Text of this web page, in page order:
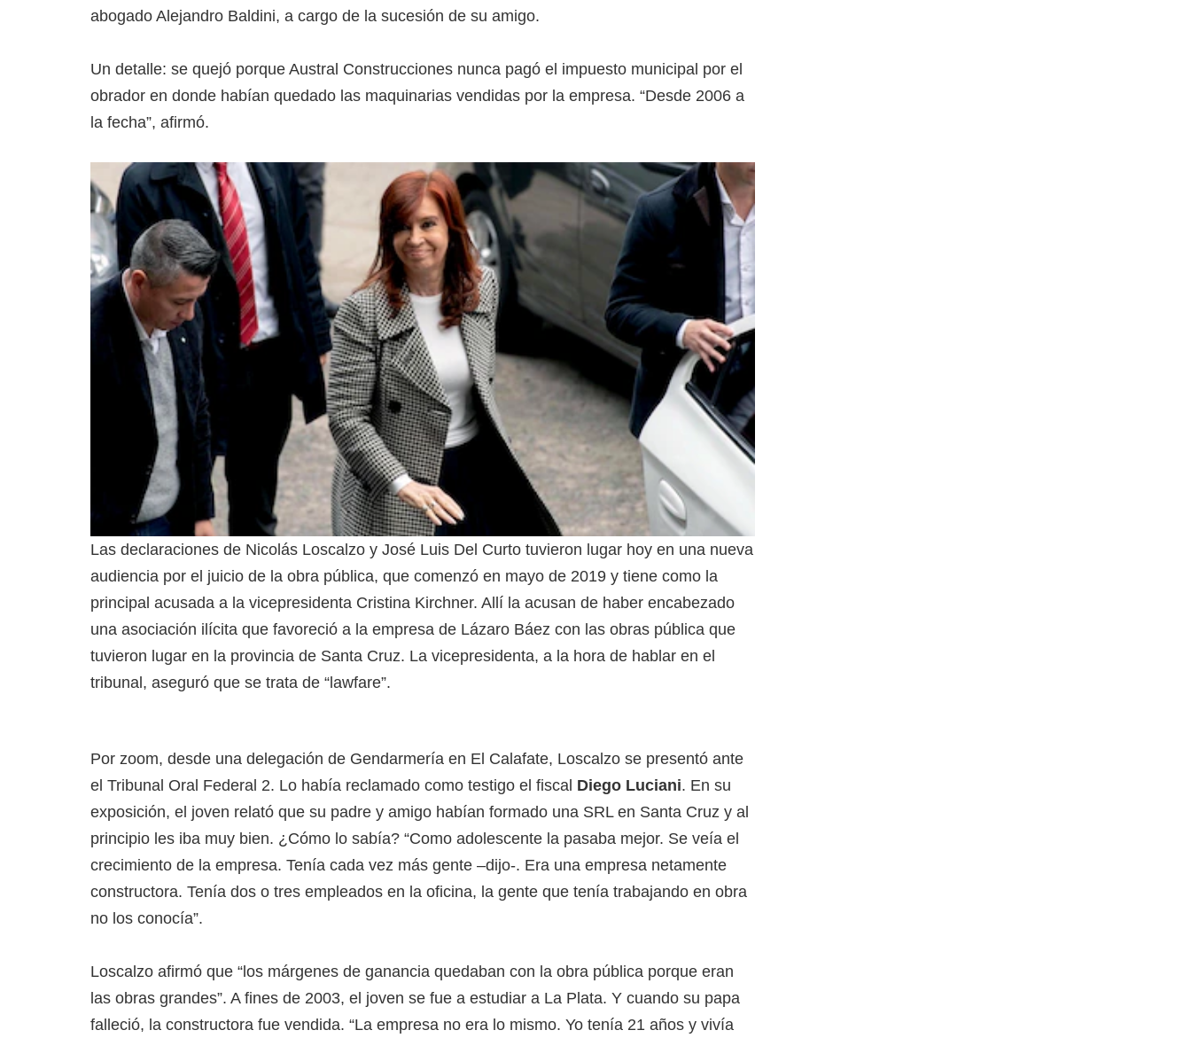
abogado Alejandro Baldini, a cargo de la sucesión de su amigo.
Un detalle: se quejó porque Austral Construcciones nunca pagó el impuesto municipal por el
obrador en donde habían quedado las maquinarias vendidas por la empresa. “Desde 2006 a
la fecha”, afirmó.
Las declaraciones de Nicolás Loscalzo y José Luis Del Curto tuvieron lugar hoy en una nueva
audiencia por el juicio de la obra pública, que comenzó en mayo de 2019 y tiene como la
principal acusada a la vicepresidenta Cristina Kirchner. Allí la acusan de haber encabezado
una asociación ilícita que favoreció a la empresa de Lázaro Báez con las obras pública que
tuvieron lugar en la provincia de Santa Cruz. La vicepresidenta, a la hora de hablar en el
tribunal, aseguró que se trata de “lawfare”.
Por zoom, desde una delegación de Gendarmería en El Calafate, Loscalzo se presentó ante
el Tribunal Oral Federal 2. Lo había reclamado como testigo el fiscal Diego Luciani. En su
exposición, el joven relató que su padre y amigo habían formado una SRL en Santa Cruz y al
principio les iba muy bien. ¿Cómo lo sabía? “Como adolescente la pasaba mejor. Se veía el
crecimiento de la empresa. Tenía cada vez más gente –dijo-. Era una empresa netamente
constructora. Tenía dos o tres empleados en la oficina, la gente que tenía trabajando en obra
no los conocía”.
Loscalzo afirmó que “los márgenes de ganancia quedaban con la obra pública porque eran
las obras grandes”. A fines de 2003, el joven se fue a estudiar a La Plata. Y cuando su papa
falleció, la constructora fue vendida. “La empresa no era lo mismo. Yo tenía 21 años y vivía